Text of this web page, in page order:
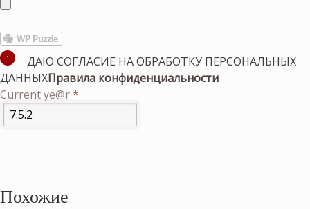
ДАЮ СОГЛАСИЕ НА ОБРАБОТКУ ПЕРСОНАЛЬНЫХ
ДАННЫХПравила конфиденциальности
Current ye@r*
Похожие